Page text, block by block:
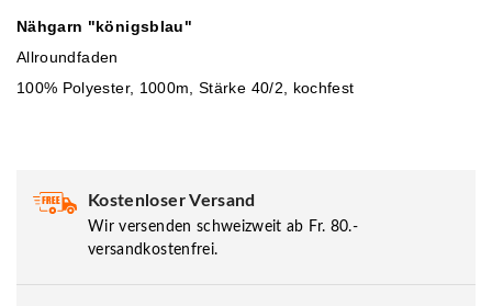
Nähgarn "königsblau"
Allroundfaden
100% Polyester, 1000m, Stärke 40/2, kochfest
Kostenloser Versand
Wir versenden schweizweit ab Fr. 80.-
versandkostenfrei.